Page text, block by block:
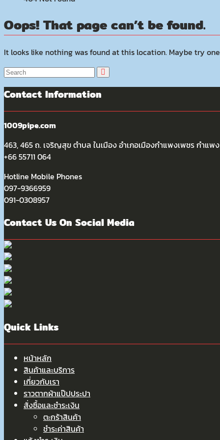
Oops! That page can’t be found.
It looks like nothing was found at this location. Maybe try
Contact Information
1009pipe.com
463, 465 ถ. เจริญสุข ตำบล ในเมือง อำเภอเมืองกำแพงเพชร กำแพ
+66 55711 064
Hotline Mobile Phones
097-9366959
091-0308957
Contact Us On Social Media
Quick Links
หน้าหลัก
สินค้าและบริการ
เกี่ยวกับเรา
ราวตากผ้าแป๊ปประปา
สั่งซื้อและชำระเงิน
ตะกร้าสินค้า
ชำระค่าสินค้า